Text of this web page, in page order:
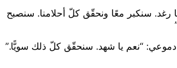
رغد. سنكبر معًا ونحقّق كلّ أحلامنا. سنصبح
“نعم يا شهد. سنحقّق كلّ ذلك سويًّا.”